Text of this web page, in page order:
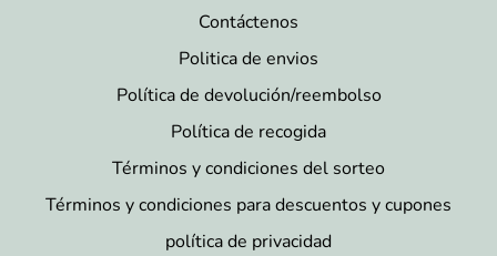
Contáctenos
Politica de envios
Política de devolución/reembolso
Política de recogida
Términos y condiciones del sorteo
Términos y condiciones para descuentos y cupones
política de privacidad